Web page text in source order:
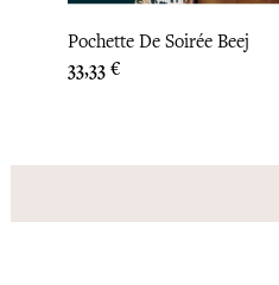
Pochette De Soirée Beej
Prix
33,33 €